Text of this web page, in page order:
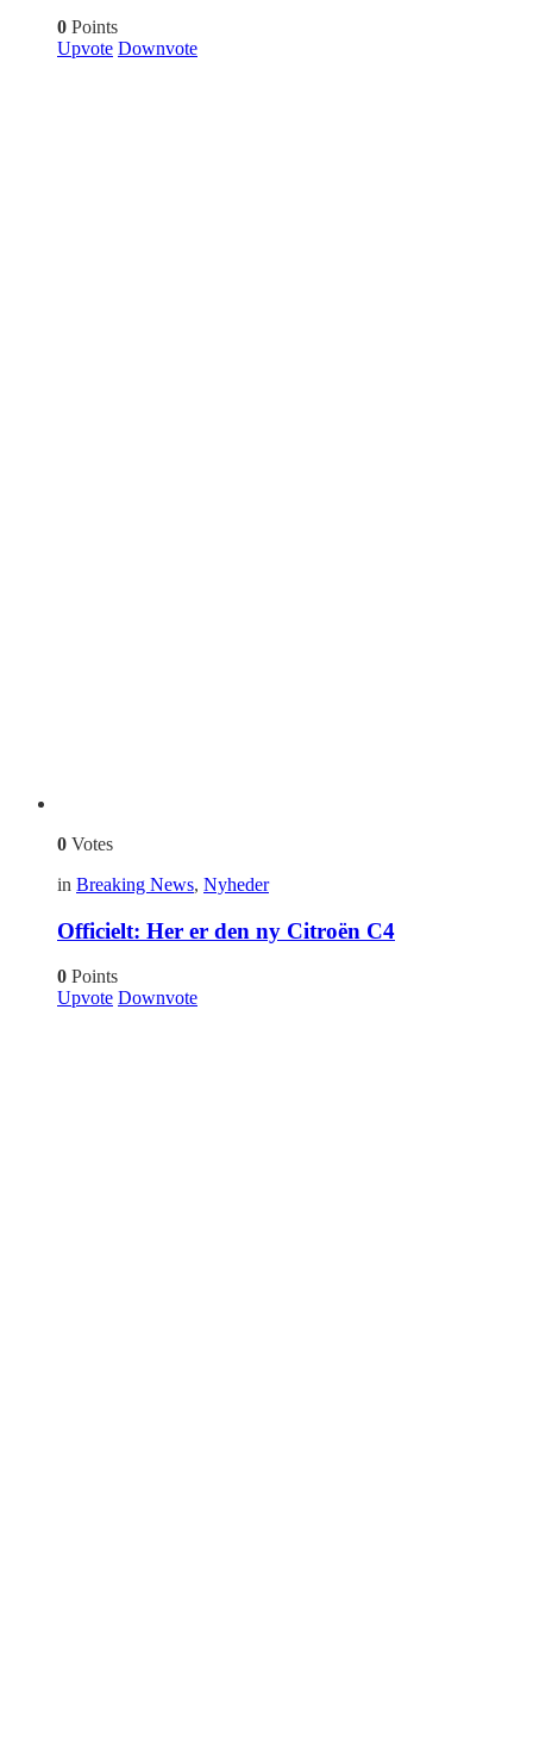
0 Points
Upvote Downvote
0 Votes
in Breaking News, Nyheder
Officielt: Her er den ny Citroën C4
0 Points
Upvote Downvote